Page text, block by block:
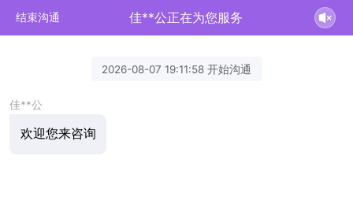
结束沟通 佳**公正在为您服务
2026-08-07 19:11:58 开始沟通
佳**公
欢迎您来咨询